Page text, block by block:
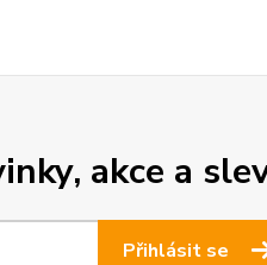
akce a
Přihlásit se